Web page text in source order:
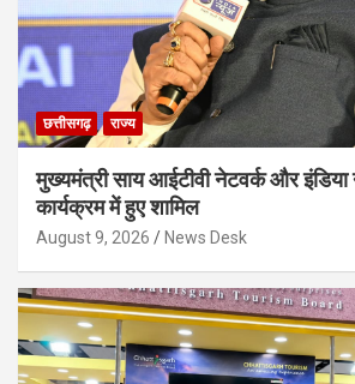
छत्तीसगढ़ राज्य
मुख्यमंत्री साय आईटीवी नेटवर्क और
कार्यक्रम में हुए शामिल
August 9, 2026 News Desk